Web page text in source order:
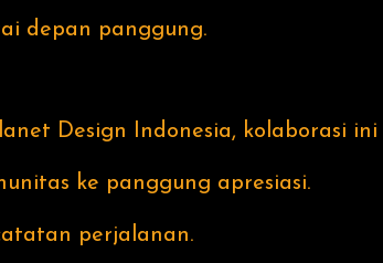
depan panggung.
Design Indonesia, kolaborasi ini
ke panggung apresiasi.
perjalanan.